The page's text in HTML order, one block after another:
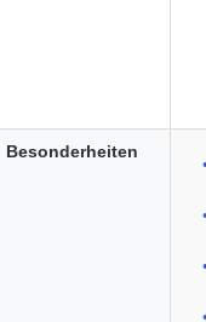
Besonderheiten